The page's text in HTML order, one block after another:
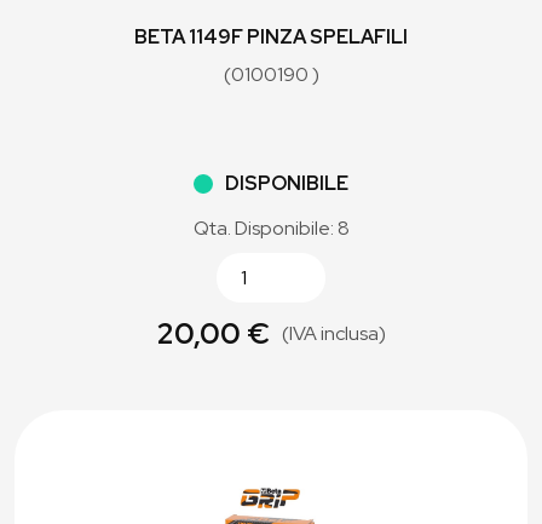
BETA 1149F PINZA SPELAFILI
(0100190 )
DISPONIBILE
Qta. Disponibile: 8
20,00 € (IVA inclusa)